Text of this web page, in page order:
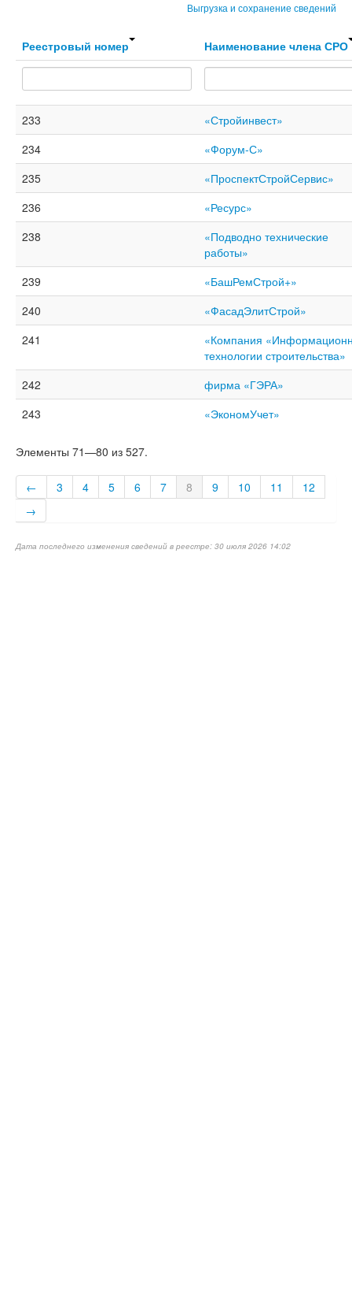
Выгрузка и сохранение сведений
Реестровый номер Наименование члена СРО
233
«Стройинвест»
234
«Форум-С»
235
«ПроспектСтройСервис»
236
«Ресурс»
238
«Подводно технические
работы»
239
«БашРемСтрой+»
240
«ФасадЭлитСтрой»
241
«Компания
технологии строительства»
242
фирма «ГЭРА»
243
«ЭкономУчет»
Элементы 71—80 из 527.
← 3 4 5 6 7 8 9 10 11
12
→
Дата последнего изменения сведений в реестре: 30 июля 2026 14:02